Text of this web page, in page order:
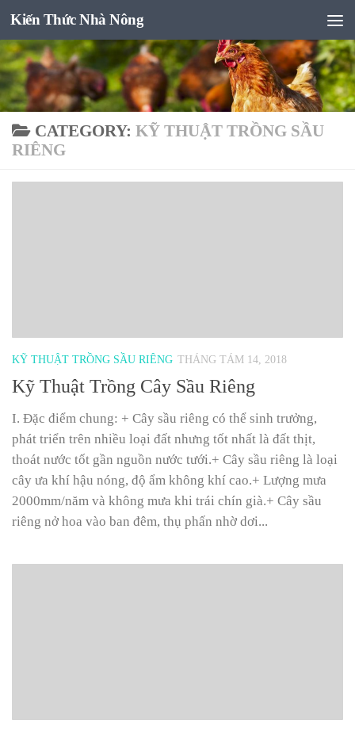
Skip to content
Kiến Thức Nhà Nông
CATEGORY: KỸ THUẬT TRỒNG SẦU
RIÊNG
KỸ THUẬT TRỒNG SẦU RIÊNG THÁNG TÁM 14, 2018
Kỹ Thuật Trồng Cây Sầu Riêng
I. Ðặc điểm chung: + Cây sầu riêng có thể sinh trưởng,
phát triển trên nhiều loại đất nhưng tốt nhất là đất thịt,
thoát nước tốt gần nguồn nước tưới.+ Cây sầu riêng là loại
cây ưa khí hậu nóng, độ ẩm không khí cao.+ Lượng mưa
2000mm/năm và không mưa khi trái chín già.+ Cây sầu
riêng nở hoa vào ban đêm, thụ phấn nhờ dơi...